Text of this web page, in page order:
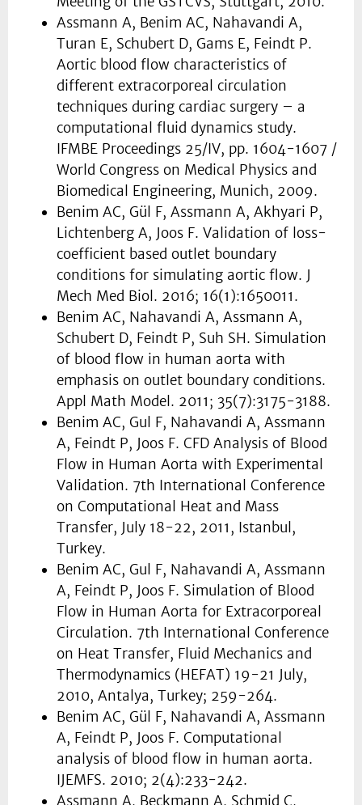
Assmann A, Benim AC, Nahavandi A,
Turan E, Schubert D, Gams E, Feindt P.
Aortic blood flow characteristics of
different extracorporeal circulation
techniques during cardiac surgery – a
computational fluid dynamics study.
IFMBE Proceedings 25/IV, pp. 1604-1607 /
World Congress on Medical Physics and
Biomedical Engineering, Munich, 2009.
Benim AC, Gül F, Assmann A, Akhyari P,
Lichtenberg A, Joos F. Validation of loss-
coefficient based outlet boundary
conditions for simulating aortic flow. J
Mech Med Biol. 2016; 16(1):1650011.
Benim AC, Nahavandi A, Assmann A,
Schubert D, Feindt P, Suh SH. Simulation
of blood flow in human aorta with
emphasis on outlet boundary conditions.
Appl Math Model. 2011; 35(7):3175-3188.
Benim AC, Gul F, Nahavandi A, Assmann
A, Feindt P, Joos F. CFD Analysis of Blood
Flow in Human Aorta with Experimental
Validation. 7th International Conference
on Computational Heat and Mass
Transfer, July 18-22, 2011, Istanbul,
Turkey.
Benim AC, Gul F, Nahavandi A, Assmann
A, Feindt P, Joos F. Simulation of Blood
Flow in Human Aorta for Extracorporeal
Circulation. 7th International Conference
on Heat Transfer, Fluid Mechanics and
Thermodynamics (HEFAT) 19-21 July,
2010, Antalya, Turkey; 259-264.
Benim AC, Gül F, Nahavandi A, Assmann
A, Feindt P, Joos F. Computational
analysis of blood flow in human aorta.
IJEMFS. 2010; 2(4):233-242.
Assmann A, Beckmann A, Schmid C,